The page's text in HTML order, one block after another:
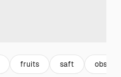
fruits saft obst